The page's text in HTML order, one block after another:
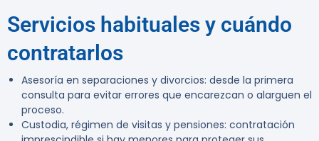
Servicios habituales y cuándo
contratarlos
Asesoría en separaciones y divorcios: desde la primera
consulta para evitar errores que encarezcan o alarguen el
proceso.
Custodia, régimen de visitas y pensiones: contratación